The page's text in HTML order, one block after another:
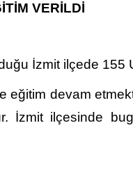
VERİLDİ
İzmit ilçede 155
eğitim devam
İzmit ilçesinde